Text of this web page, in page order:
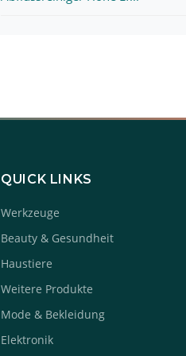
QUICK LINKS
Werkzeuge
Beauty & Gesundheit
Haustiere
Weitere Produkte
Mode & Bekleidung
Elektronik